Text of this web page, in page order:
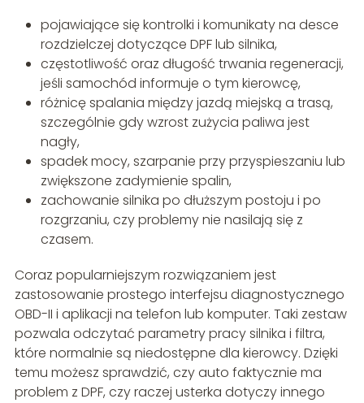
pojawiające się kontrolki i komunikaty na desce
rozdzielczej dotyczące DPF lub silnika,
częstotliwość oraz długość trwania regeneracji,
jeśli samochód informuje o tym kierowcę,
różnicę spalania między jazdą miejską a trasą,
szczególnie gdy wzrost zużycia paliwa jest
nagły,
spadek mocy, szarpanie przy przyspieszaniu lub
zwiększone zadymienie spalin,
zachowanie silnika po dłuższym postoju i po
rozgrzaniu, czy problemy nie nasilają się z
czasem.
Coraz popularniejszym rozwiązaniem jest
zastosowanie prostego interfejsu diagnostycznego
OBD-II i aplikacji na telefon lub komputer. Taki zestaw
pozwala odczytać parametry pracy silnika i filtra,
które normalnie są niedostępne dla kierowcy. Dzięki
temu możesz sprawdzić, czy auto faktycznie ma
problem z DPF, czy raczej usterka dotyczy innego